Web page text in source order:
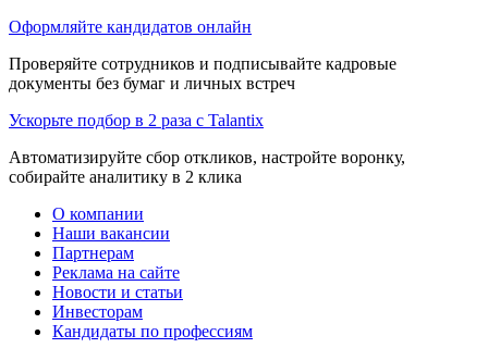
Оформляйте кандидатов онлайн
Проверяйте сотрудников и подписывайте кадровые
документы без бумаг и личных встреч
Ускорьте подбор в 2 раза с Talantix
Автоматизируйте сбор откликов, настройте воронку,
собирайте аналитику в 2 клика
О компании
Наши вакансии
Партнерам
Реклама на сайте
Новости и статьи
Инвесторам
Кандидаты по профессиям